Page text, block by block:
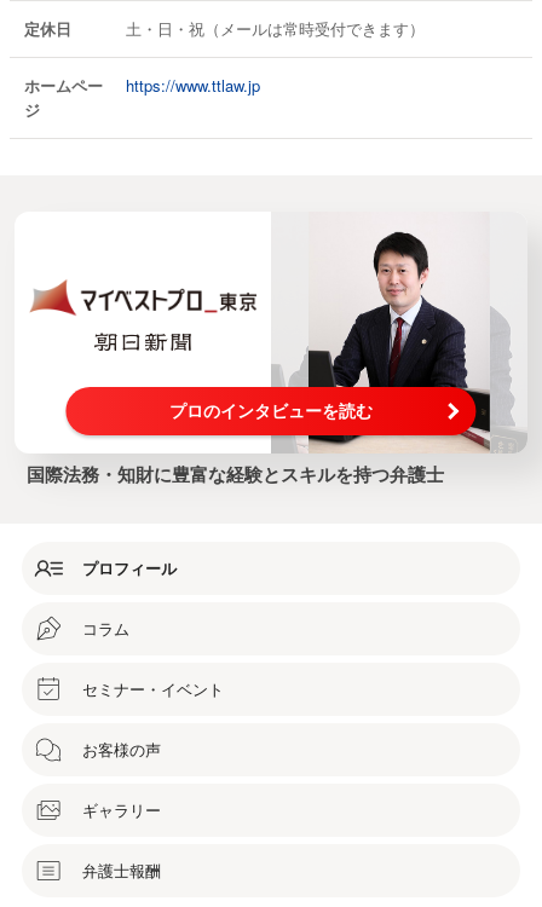
定休日 土・日・祝（メールは常時受付できます）
ホームペー
ジ
https://www.ttlaw.jp
プロのインタビューを読む
国際法務・知財に豊富な経験とスキルを持つ弁護士
プロフィール
コラム
セミナー・イベント
お客様の声
ギャラリー
弁護士報酬